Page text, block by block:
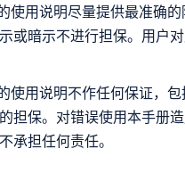
使用说明尽量提供最准确
或暗示不进行担保。用户
使用说明不作任何保证，
担保。对错误使用本手册
承担任何责任。